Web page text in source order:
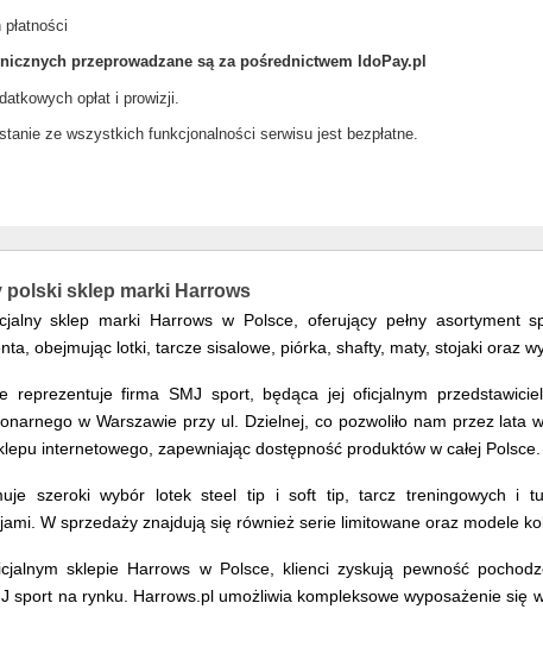
przeprowadzane są za pośrednictwem IdoPay.pl
opłat i prowizji.
ze wszystkich funkcjonalności serwisu jest bezpłatne.
polski sklep marki Harrows
sklep marki Harrows w Polsce, oferujący pełny
obejmując lotki, tarcze sisalowe, piórka, shafty, maty, stojaki oraz
reprezentuje firma SMJ sport, będąca jej oficjalnym
w Warszawie przy ul. Dzielnej, co pozwoliło nam przez lata
internetowego, zapewniając dostępność produktów w całej Polsce.
szeroki wybór lotek steel tip i soft tip, tarcz treningowych i
W sprzedaży znajdują się również serie limitowane oraz modele
sklepie Harrows w Polsce, klienci zyskują pewność
sport na rynku. Harrows.pl umożliwia kompleksowe wyposażenie